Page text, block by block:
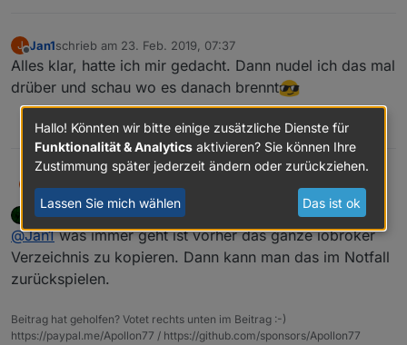
J
Offline
Jan1schrieb am 23. Feb. 2019, 07:37
zuletzt editiert von
Alles klar, hatte ich mir gedacht. Dann nudel ich das mal
drüber und schau wo es danach brennt
0
drüber und schau wo es danach brennt
Offline
apollon77schrieb am23. Feb. 2019, 07:39
zuletzt editiert von
@Jan1was immer geht ist vorher das ganze iobroker
Verzeichnis zu kopieren. Dann kann man das im Notfall
zurückspielen.
Beitrag hat geholfen? Votet rechts unten im Beitrag :-)
https://paypal.me/Apollon77 / https://github.com/sponsors/Apollon77
Hallo! Könnten wir bitte einige zusätzliche Dienste für
Funktionalität & Analytics aktivieren? Sie können Ihre
Zustimmung später jederzeit ändern oder zurückziehen.
Lassen Sie mich wählen Das ist ok